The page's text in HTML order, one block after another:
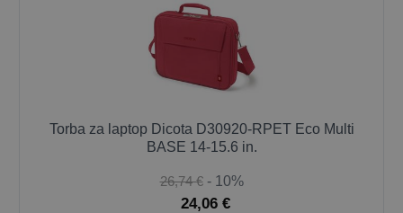
Torba za laptop Dicota D30920-RPET Eco Multi
BASE 14-15.6 in.
26,74 € - 10%
24,06 €